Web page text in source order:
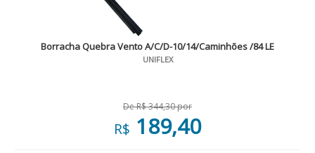
Borracha Quebra Vento A/C/D-10/14/Caminhões /84 LE
UNIFLEX
De R$ 344,30 por
R$ 189,40